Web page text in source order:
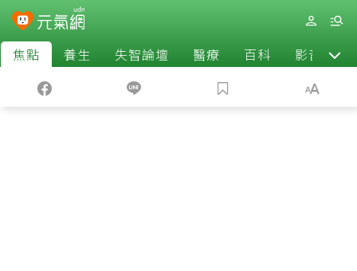
焦點 養生 失智論壇 醫療 百科 影音